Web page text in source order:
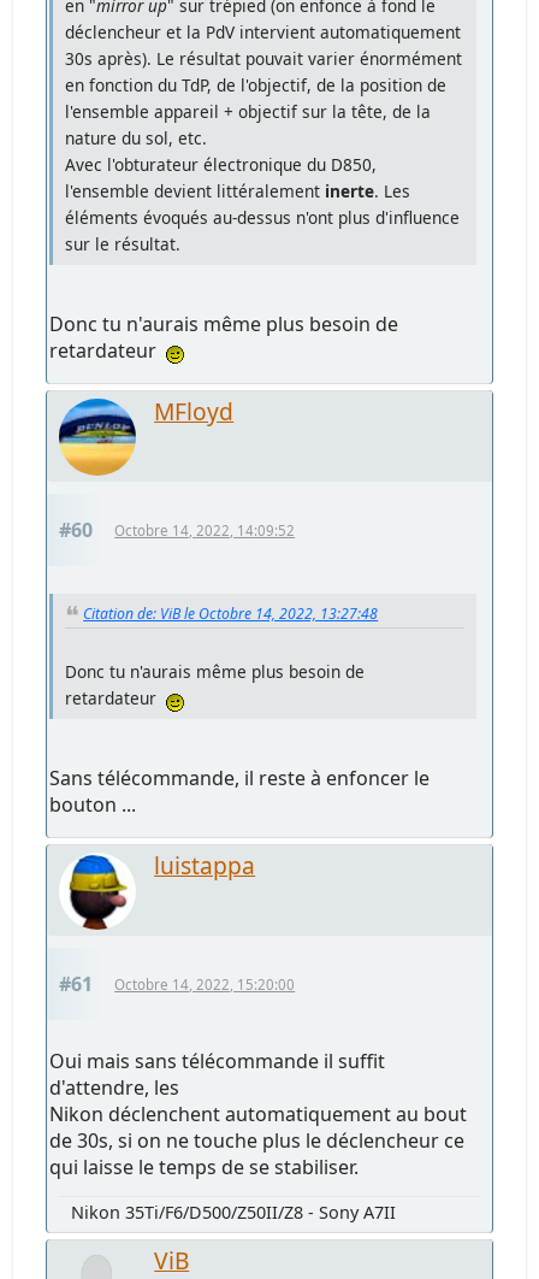
en "mirror up" sur trépied (on enfonce à fond le
déclencheur et la PdV intervient automatiquement
30s après). Le résultat pouvait varier énormément
en fonction du TdP, de l'objectif, de la position de
l'ensemble appareil + objectif sur la tête, de la
nature du sol, etc.
Avec l'obturateur électronique du D850,
l'ensemble devient littéralement inerte. Les
éléments évoqués au-dessus n'ont plus d'influence
sur le résultat.
Donc tu n'aurais même plus besoin de
retardateur
MFloyd
#60 Octobre 14, 2022, 14:09:52
Citation de: ViB le Octobre 14, 2022, 13:27:48
Donc tu n'aurais même plus besoin de
retardateur
Sans télécommande, il reste à enfoncer le
bouton ...
luistappa
#61 Octobre 14, 2022, 15:20:00
Oui mais sans télécommande il suffit
d'attendre, les
Nikon déclenchent automatiquement au bout
de 30s, si on ne touche plus le déclencheur ce
qui laisse le temps de se stabiliser.
Nikon 35Ti/F6/D500/Z50II/Z8 - Sony A7II
ViB